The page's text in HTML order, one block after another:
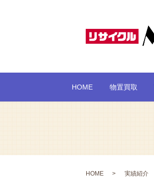
HOME 物置買取
HOME 実績紹介